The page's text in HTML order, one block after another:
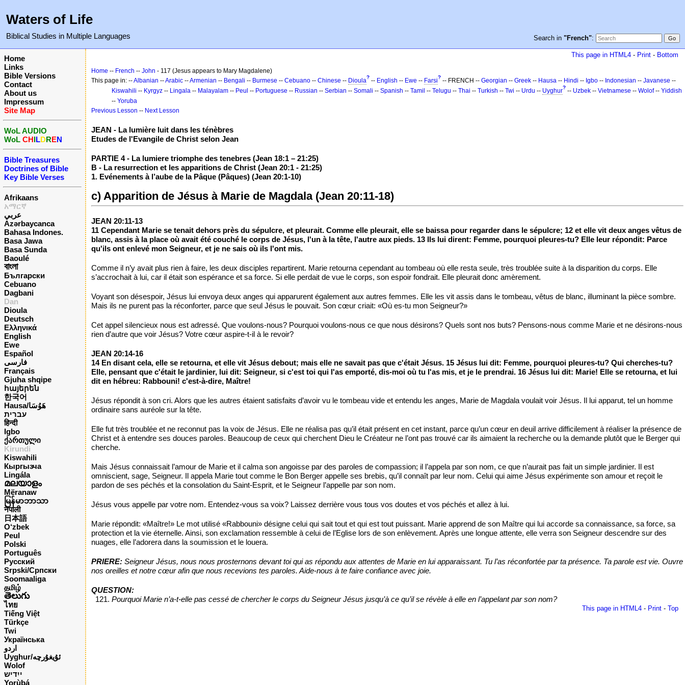
Waters of Life
Biblical Studies in Multiple Languages Search in "French":
Home
Links
Bible Versions
Contact
About us
Impressum
Site Map
WoL AUDIO
WoL CHILDREN
Bible Treasures
Doctrines of Bible
Key Bible Verses
Afrikaans
አማርኛ
عربي
Azərbaycanca
Bahasa Indones.
Basa Jawa
Basa Sunda
Baoulé
বাংলা
Български
Cebuano
Dagbani
Dan
Dioula
Deutsch
Ελληνικά
English
Ewe
Español
فارسی
Français
Gjuha shqipe
հայերեն
한국어
Hausa/هَوُسَا
עברית
हिन्दी
Igbo
ქართული
Kirundi
Kiswahili
Кыргызча
Lingála
മലയാളം
Mëranaw
မြန်မာဘာသာ
नेपाली
日本語
O‘zbek
Peul
Polski
Português
Русский
Srpski/Српски
Soomaaliga
தமிழ்
తెలుగు
ไทย
Tiếng Việt
Türkçe
Twi
Українська
اردو
Uyghur/ئۇيغۇرچه
Wolof
ייִדיש
Yorùbá
This page in HTML4 - Print - Bottom
Home -- French -- John - 117 (Jesus appears to Mary Magdalene)
This page in: --Albanian --Arabic --Armenian -- Bengali -- Burmese -- Cebuano -- Chinese -- Dioula? -- English -- Ewe -- Farsi? -- FRENCH -- Georgian -- Greek -- Hausa -- Hindi -- Igbo -- Indonesian -- Javanese --
Kiswahili -- Kyrgyz -- Lingala -- Malayalam -- Peul -- Portuguese -- Russian -- Serbian -- Somali -- Spanish -- Tamil -- Telugu -- Thai -- Turkish -- Twi -- Urdu -- Uyghur? -- Uzbek -- Vietnamese -- Wolof-- Yiddish
-- Yoruba
Previous Lesson -- Next Lesson
JEAN - La lumière luit dans les ténèbres
Etudes de l'Evangile de Christ selon Jean
PARTIE 4 - La lumiere triomphe des tenebres (Jean 18:1 – 21:25)
B - La resurrection et les apparitions de Christ (Jean 20:1 - 21:25)
1. Evénements à l’aube de la Pâque (Pâques) (Jean 20:1-10)
c) Apparition de Jésus à Marie de Magdala (Jean 20:11-18)
JEAN 20:11-13
11 Cependant Marie se tenait dehors près du sépulcre, et pleurait. Comme elle pleurait, elle se baissa pour regarder dans le sépulcre; 12 et elle vit deux anges vêtus de
blanc, assis à la place où avait été couché le corps de Jésus, l'un à la tête, l'autre aux pieds. 13 Ils lui dirent: Femme, pourquoi pleures-tu? Elle leur répondit: Parce
qu'ils ont enlevé mon Seigneur, et je ne sais où ils l'ont mis.
Comme il n’y avait plus rien à faire, les deux disciples repartirent. Marie retourna cependant au tombeau où elle resta seule, très troublée suite à la disparition du corps. Elle
s’accrochait à lui, car il était son espérance et sa force. Si elle perdait de vue le corps, son espoir fondrait. Elle pleurait donc amèrement.
Voyant son désespoir, Jésus lui envoya deux anges qui apparurent également aux autres femmes. Elle les vit assis dans le tombeau, vêtus de blanc, illuminant la pièce sombre.
Mais ils ne purent pas la réconforter, parce que seul Jésus le pouvait. Son cœur criait: «Où es-tu mon Seigneur?»
Cet appel silencieux nous est adressé. Que voulons-nous? Pourquoi voulons-nous ce que nous désirons? Quels sont nos buts? Pensons-nous comme Marie et ne désirons-nous
rien d’autre que voir Jésus? Votre cœur aspire-t-il à le revoir?
JEAN 20:14-16
14 En disant cela, elle se retourna, et elle vit Jésus debout; mais elle ne savait pas que c'était Jésus. 15 Jésus lui dit: Femme, pourquoi pleures-tu? Qui cherches-tu?
Elle, pensant que c'était le jardinier, lui dit: Seigneur, si c'est toi qui l'as emporté, dis-moi où tu l'as mis, et je le prendrai. 16 Jésus lui dit: Marie! Elle se retourna, et lui
dit en hébreu: Rabbouni! c'est-à-dire, Maître!
Jésus répondit à son cri. Alors que les autres étaient satisfaits d’avoir vu le tombeau vide et entendu les anges, Marie de Magdala voulait voir Jésus. Il lui apparut, tel un homme
ordinaire sans auréole sur la tête.
Elle fut très troublée et ne reconnut pas la voix de Jésus. Elle ne réalisa pas qu’il était présent en cet instant, parce qu’un cœur en deuil arrive difficilement à réaliser la présence de
Christ et à entendre ses douces paroles. Beaucoup de ceux qui cherchent Dieu le Créateur ne l’ont pas trouvé car ils aimaient la recherche ou la demande plutôt que le Berger qui
cherche.
Mais Jésus connaissait l’amour de Marie et il calma son angoisse par des paroles de compassion; il l’appela par son nom, ce que n’aurait pas fait un simple jardinier. Il est
omniscient, sage, Seigneur. Il appela Marie tout comme le Bon Berger appelle ses brebis, qu’il connaît par leur nom. Celui qui aime Jésus expérimente son amour et reçoit le
pardon de ses péchés et la consolation du Saint-Esprit, et le Seigneur l’appelle par son nom.
Jésus vous appelle par votre nom. Entendez-vous sa voix? Laissez derrière vous tous vos doutes et vos péchés et allez à lui.
Marie répondit: «Maître!» Le mot utilisé «Rabbouni» désigne celui qui sait tout et qui est tout puissant. Marie apprend de son Maître qui lui accorde sa connaissance, sa force, sa
protection et la vie éternelle. Ainsi, son exclamation ressemble à celui de l’Eglise lors de son enlèvement. Après une longue attente, elle verra son Seigneur descendre sur des
nuages, elle l’adorera dans la soumission et le louera.
PRIERE: Seigneur Jésus, nous nous prosternons devant toi qui as répondu aux attentes de Marie en lui apparaissant. Tu l’as réconfortée par ta présence. Ta parole est vie. Ouvre
nos oreilles et notre cœur afin que nous recevions tes paroles. Aide-nous à te faire confiance avec joie.
QUESTION:
Pourquoi Marie n’a-t-elle pas cessé de chercher le corps du Seigneur Jésus jusqu’à ce qu’il se révèle à elle en l’appelant par son nom?
This page in HTML4 - Print - Top